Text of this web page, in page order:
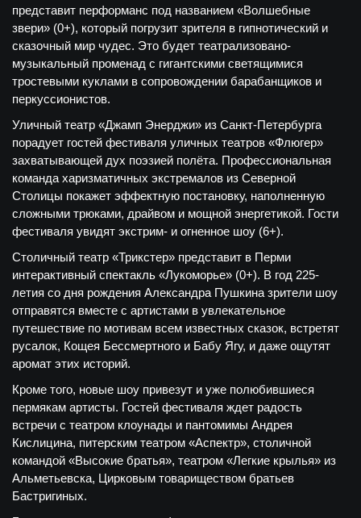
представит перформанс под названием «Волшебные
звери» (0+), который погрузит зрителя в гипнотический и
сказочный мир чудес. Это будет театрализовано-
музыкальный променад с гигантскими светящимися
тростевыми куклами в сопровождении барабанщиков и
перкуссионистов.
Уличный театр «Джамп Энерджи» из Санкт-Петербурга
порадует гостей фестиваля уличных театров «Флюгер»
захватывающей дух поэзией полёта. Профессиональная
команда харизматичных экстремалов из Северной
Столицы покажет эффектную постановку, наполненную
сложными трюками, драйвом и мощной энергетикой. Гости
фестиваля увидят экстрим- и огненное шоу (6+).
Столичный театр «Трикстер» представит в Перми
интерактивный спектакль «Лукоморье» (0+). В год 225-
летия со дня рождения Александра Пушкина зрители шоу
отправятся вместе с артистами в увлекательное
путешествие по мотивам всем известных сказок, встретят
русалок, Кощея Бессмертного и Бабу Ягу, и даже ощутят
аромат этих историй.
Кроме того, новые шоу привезут и уже полюбившиеся
пермякам артисты. Гостей фестиваля ждет радость
встречи с театром клоунады и пантомимы Андрея
Кислицина, питерским театром «Аспектр», столичной
командой «Высокие братья», театром «Легкие крылья» из
Альметьевска, Цирковым товариществом братьев
Бастригиных.